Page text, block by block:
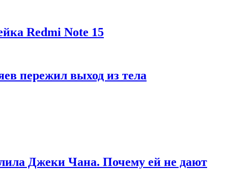
Redmi Note 15
пережил выход из тела
Джеки Чана. Почему ей не дают